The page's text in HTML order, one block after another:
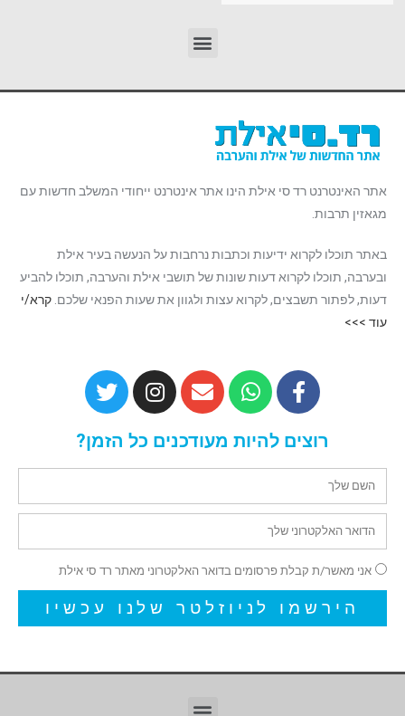
אתר האינטרנט רד סי אילת הינו אתר אינטרנט ייחודי המשלב חדשות עם
מגאזין תרבות.
באתר תוכלו לקרוא ידיעות וכתבות נרחבות על הנעשה בעיר אילת
ובערבה, תוכלו לקרוא דעות שונות של תושבי אילת והערבה, תוכלו להביע
דעות, לפתור תשבצים, לקרוא עצות ולגוון את שעות הפנאי שלכם. קרא/י
עוד >>>
רוצים להיות מעודכנים כל הזמן?
אני מאשר/ת קבלת פרסומים בדואר האלקטרוני מאתר רד סי אילת
הירשמו לניוזלטר שלנו עכשיו